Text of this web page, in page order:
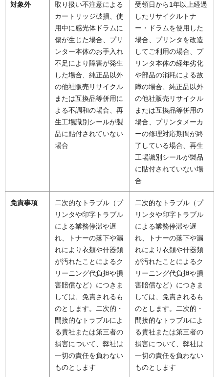
対象外
取り扱い不注意による
カートリッジ破損、使
用中に感光体ドラムに
傷が生じた場合、プリ
ンター本体のお手入れ
不足により障害が発生
した場合、純正品以外
の他社販売リサイクル
または互換品等併用に
よる不調和の場合、再
生工場識別シールが製
品に貼付されていない
場合
受領日から1年以上経過
したリサイクルトナ
ー・ドラムを使用した
場合、プリンタを改造
してご利用の場合、プ
リンタ本体の経年劣化
や部品の消耗による故
障の場合、純正品以外
の他社販売リサイクル
または互換品等併用の
場合、プリンタメーカ
ーの修理対応期間が終
了している場合、再生
工場識別シールが製品
に貼付されていない場
合
免責事項
二次的なトラブル（プ
リンタや印字トラブル
による業務停滞や遅
れ、トナーの落下や漏
れにより衣類や什器類
が汚れたことによるク
リーニング代負担や損
害賠償など）につきま
しては、免責されるも
のとします。二次的・
間接的なトラブルによ
る貴社または第三者の
損害について、弊社は
一切の責任を負わない
ものとします
二次的なトラブル（プ
リンタや印字トラブル
による業務停滞や遅
れ、トナーの落下や漏
れにより衣類や什器類
が汚れたことによるク
リーニング代負担や損
害賠償など）につきま
しては、免責されるも
のとします。二次的・
間接的なトラブルによ
る貴社または第三者の
損害について、弊社は
一切の責任を負わない
ものとします